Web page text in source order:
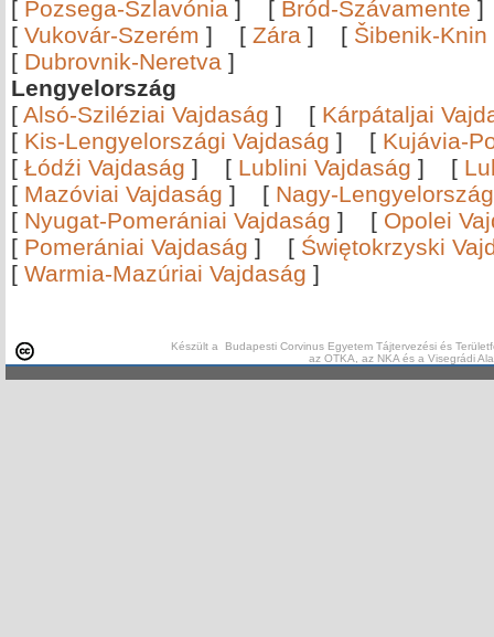
[ Pozsega-Szlavónia ] [ Bród-Szávamente
[ Vukovár-Szerém ] [ Zára ] [ Šibenik-Knin
[ Dubrovnik-Neretva ]
Lengyelország
[ Alsó-Sziléziai Vajdaság ] [ Kárpátaljai
[ Kis-Lengyelországi Vajdaság ] [ Kujávia-
[ Łódźi Vajdaság ] [ Lublini Vajdaság ] [
[ Mazóviai Vajdaság ] [ Nagy-
[ Nyugat-Pomerániai Vajdaság ] [ Opolei
[ Pomerániai Vajdaság ] [ Świętokrzyski
[ Warmia-Mazúriai Vajdaság ]
Készült a Budapesti Corvinus Egyetem Tájtervezési és
az OTKA, az NKA és a Visegrádi